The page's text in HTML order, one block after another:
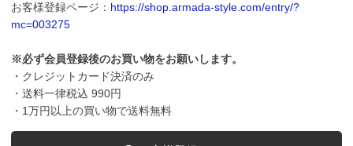
お客様登録ページ： https://shop.armada-style.com/entry/?
mc=003275
※必ず会員登録後のお買い物をお願いします。
・クレジットカード決済のみ
・送料一律税込 990円
・1万円以上の買い物で送料無料